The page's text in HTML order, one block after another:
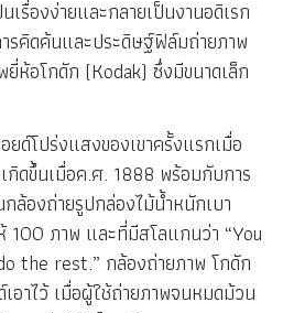
Eastman) ชาวอเมริกัน เป็นผู้
รื่องง่ายและกลายเป็นงานอดิเรก